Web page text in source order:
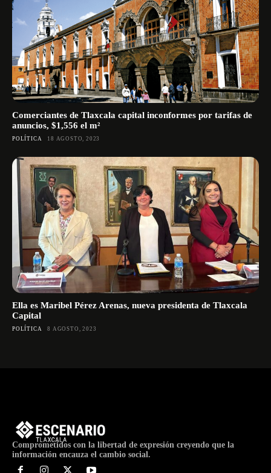
Comerciantes de Tlaxcala capital inconformes por tarifas de
anuncios, $1,556 el m²
POLÍTICA 18 AGOSTO, 2023
Ella es Maribel Pérez Arenas, nueva presidenta de Tlaxcala
Capital
POLÍTICA 8 AGOSTO, 2023
Comprometidos con la libertad de expresión creyendo que la
información encauza el cambio social.